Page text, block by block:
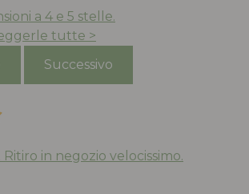
a 4 e 5 stelle.
tutte >
Successivo
in negozio velocissimo.